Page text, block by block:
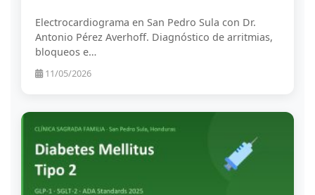
Electrocardiograma en San Pedro Sula con Dr.
Antonio Pérez Averhoff. Diagnóstico de arritmias,
bloqueos e…
11/05/2026